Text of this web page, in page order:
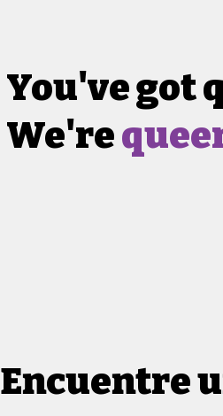
You've got
We're
Encuentre